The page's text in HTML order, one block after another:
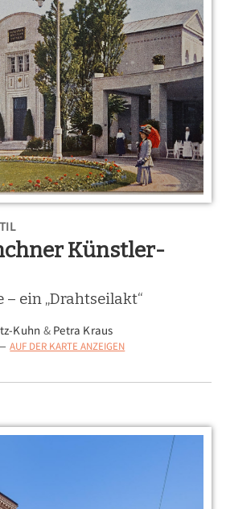
Künstler-
– ein „Drahtseilakt“
Kuhn & Petra Kraus
AUF DER KARTE ANZEIGEN